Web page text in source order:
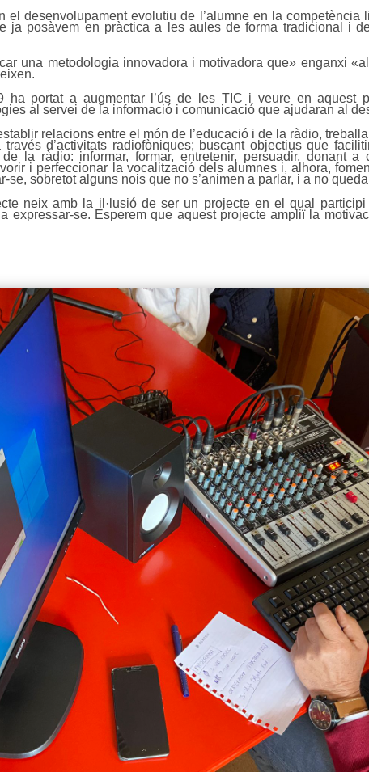
el desenvolupament evolutiu de l’alumne en la competència
ja posàvem en pràctica a les aules de forma tradicional i
una metodologia innovadora i motivadora que» enganxi
ha portat a augmentar l’ús de les TIC i veure en aquest
al servei de la informació i comunicació que ajudaran al
relacions entre el món de l’educació i de la ràdio,
d’activitats radiofòniques; buscant objectius que
la ràdio: informar, formar, entretenir, persuadir, donant a
i perfeccionar la vocalització dels alumnes i, alhora,
se, sobretot alguns nois que no s’animen a parlar, i a no
neix amb la il·lusió de ser un projecte en el qual
expressar-se. Esperem que aquest projecte ampliï la